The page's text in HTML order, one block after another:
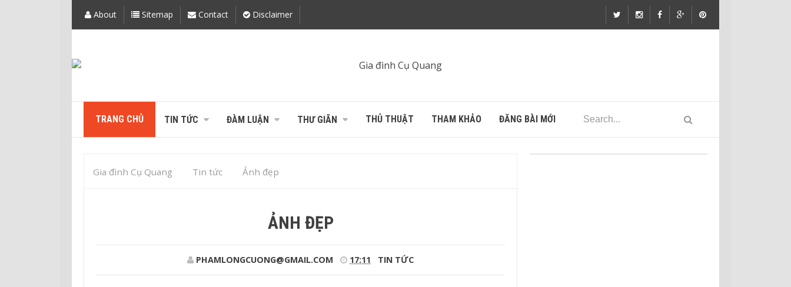
About Sitemap Contact Disclaimer
TRANG CHỦ TIN TỨC ĐÀM LUẬN THƯ GIÃN THỦ THUẬT THAM KHẢO ĐĂNG BÀI MỚI
Gia đình Cụ Quang Tin tức Ảnh đẹp
ẢNH ĐẸP
PHAMLONGCUONG@GMAIL.COM 17:11 TIN TỨC